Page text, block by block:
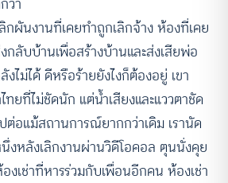
กผันงานที่เคยทำถูกเลิกจ้าง ห้องที่เคย
กลับบ้านเพื่อสร้างบ้านและส่งเสียพ่อ
ไม่ได้ ดีหรือร้ายยังไงก็ต้องอยู่ เขา
ยที่ไม่ชัดนัก แต่น้ำเสียงและแววตาชัด
ต่อแม้สถานการณ์ยากกว่าเดิม เรานัด
หลังเลิกงานผ่านวิดีโอคอล ตุนนั่งคุย
เช่าที่หารร่วมกับเพื่อนอีกคน ห้องเช่า